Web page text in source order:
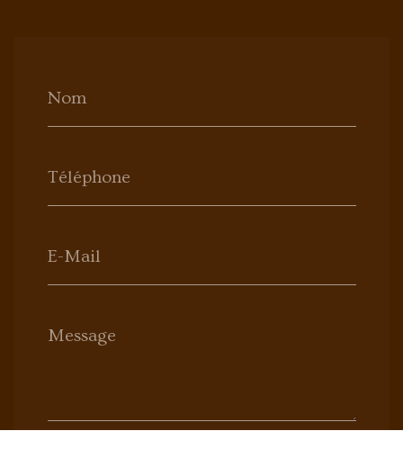
Nom
Téléphone
E-Mail
Message